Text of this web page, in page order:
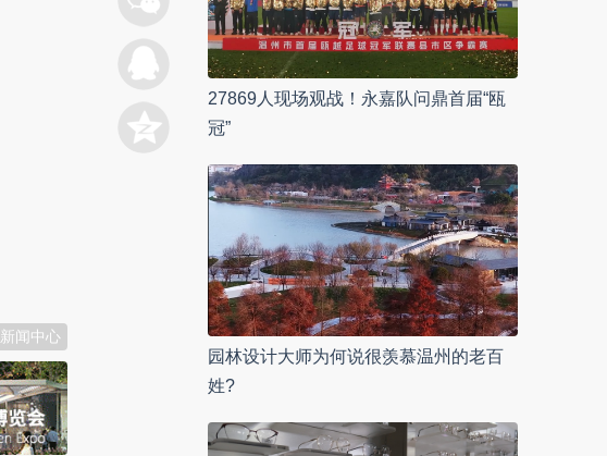
新闻中心
27869人现场观战！永嘉队问鼎首届“瓯
冠”
园林设计大师为何说很羡慕温州的老百
姓?